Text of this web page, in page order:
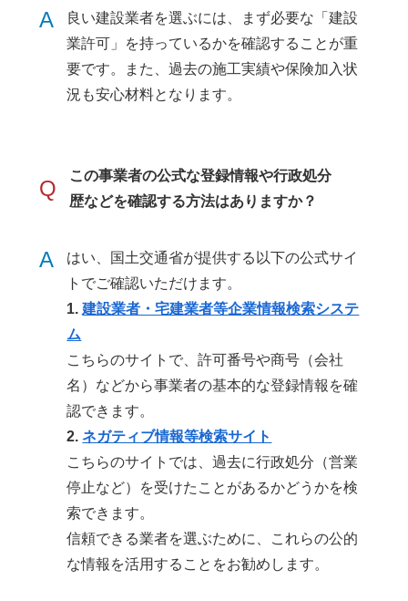
A
良い建設業者を選ぶには、まず必要な「建設
業許可」を持っているかを確認することが重
要です。また、過去の施工実績や保険加入状
況も安心材料となります。
Q
この事業者の公式な登録情報や行政処分
歴などを確認する方法はありますか？
A
はい、国土交通省が提供する以下の公式サイ
トでご確認いただけます。
1.建設業者・宅建業者等企業情報検索システ
ム
こちらのサイトで、許可番号や商号（会社
名）などから事業者の基本的な登録情報を確
認できます。
2.ネガティブ情報等検索サイト
こちらのサイトでは、過去に行政処分（営業
停止など）を受けたことがあるかどうかを検
索できます。
信頼できる業者を選ぶために、これらの公的
な情報を活用することをお勧めします。